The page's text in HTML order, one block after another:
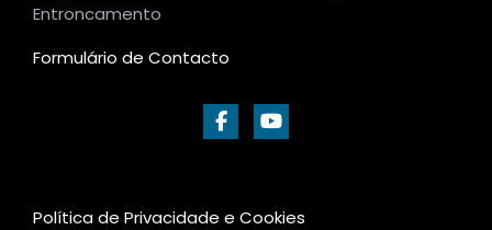
Entroncamento
Formulário de Contacto
Política de Privacidade e Cookies